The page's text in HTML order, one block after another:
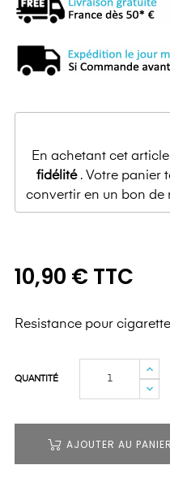
En achetant cet
fidélité. Votre panier
convertir en un bon de
10,90 € TTC
Resistance pour
QUANTITÉ
AJOUTER AU PANIER